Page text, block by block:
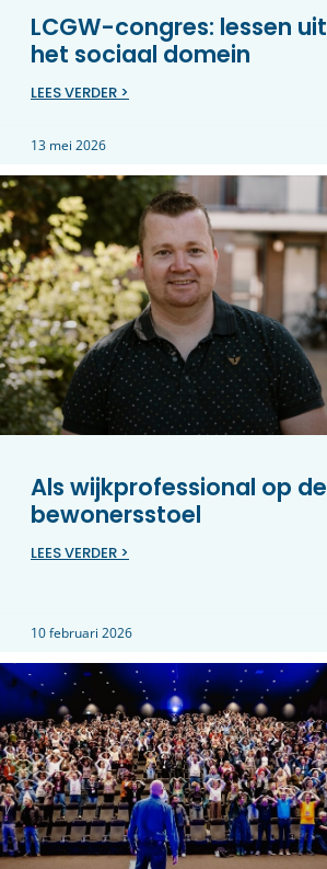
LCGW-congres: lessen uit
het sociaal domein
LEES VERDER >
13 mei 2026
Als wijkprofessional op de
bewonersstoel
LEES VERDER >
10 februari 2026